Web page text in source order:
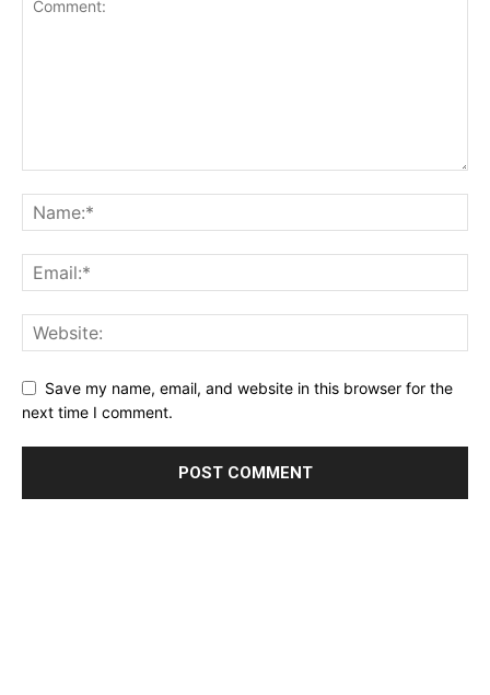
Save my name, email, and website in this browser for the
next time I comment.